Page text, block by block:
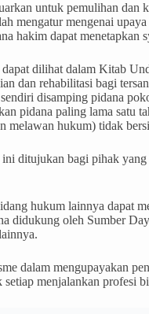
untuk pemulihan
mengatur mengenai
hakim dapat
dilihat dalam Kitab
dan rehabilitasi bagi
disamping pidana
pidana paling lama
melawan hukum) tidak
ditujukan bagi pihak
hukum lainnya dapat
didukung oleh Sumber
dalam mengupayakan
menjalankan profesi